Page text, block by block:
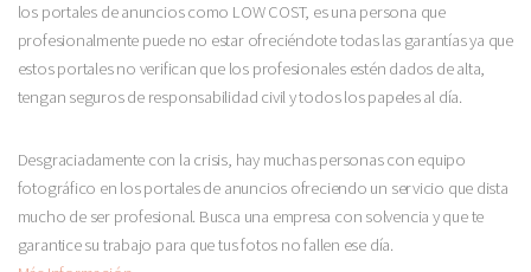
los portales de anuncios como LOW COST, es una persona que
profesionalmente puede no estar ofreciéndote todas las garantías ya que
estos portales no verifican que los profesionales estén dados de alta,
tengan seguros de responsabilidad civil y todos los papeles al día.
Desgraciadamente con la crisis, hay muchas personas con equipo
fotográfico en los portales de anuncios ofreciendo un servicio que dista
mucho de ser profesional. Busca una empresa con solvencia y que te
garantice su trabajo para que tus fotos no fallen ese día.